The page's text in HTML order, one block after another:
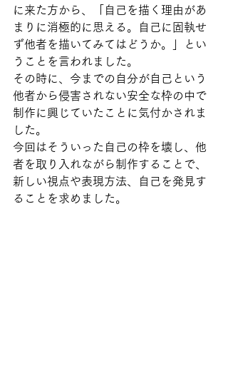
に来た方から、「自己を描く理由があ
まりに消極的に思える。自己に固執せ
ず他者を描いてみてはどうか。」とい
うことを言われました。
その時に、今までの自分が自己という
他者から侵害されない安全な枠の中で
制作に興じていたことに気付かされま
した。
今回はそういった自己の枠を壊し、他
者を取り入れながら制作することで、
新しい視点や表現方法、自己を発見す
ることを求めました。